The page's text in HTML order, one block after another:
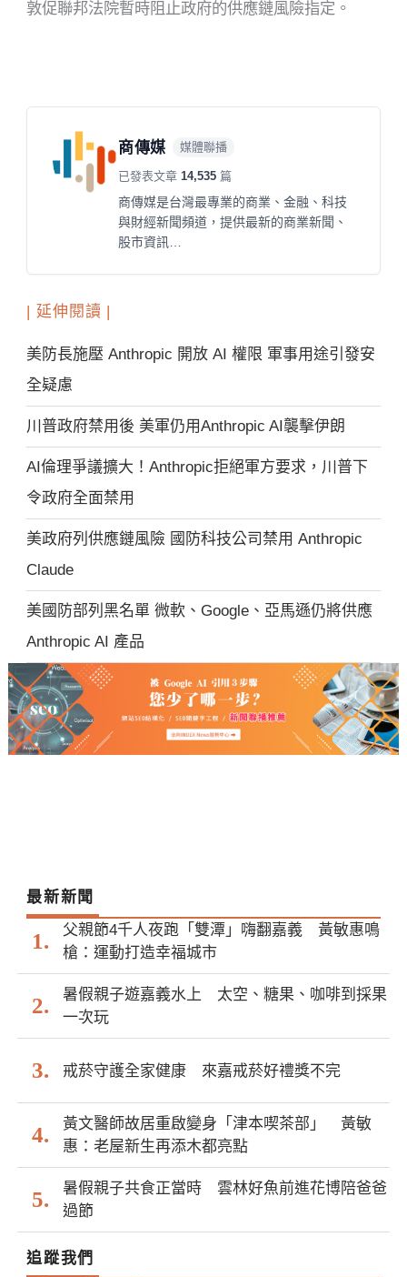
敦促聯邦法院暫時阻止政府的供應鏈風險指定。
商傳媒 媒體聯播
已發表文章 14,535 篇
商傳媒是台灣最專業的商業、金融、科技
與財經新聞頻道，提供最新的商業新聞、
股市資訊…
| 延伸閱讀 |
美防長施壓 Anthropic 開放 AI 權限 軍事用途引發安
全疑慮
川普政府禁用後 美軍仍用Anthropic AI襲擊伊朗
AI倫理爭議擴大！Anthropic拒絕軍方要求，川普下
令政府全面禁用
美政府列供應鏈風險 國防科技公司禁用 Anthropic
Claude
美國防部列黑名單 微軟、Google、亞馬遜仍將供應
Anthropic AI 產品
最新新聞
父親節4千人夜跑「雙潭」嗨翻嘉義 黃敏惠鳴
槍：運動打造幸福城市
暑假親子遊嘉義水上 太空、糖果、咖啡到採果
一次玩
戒菸守護全家健康 來嘉戒菸好禮獎不完
黃文醫師故居重啟變身「津本喫茶部」 黃敏
惠：老屋新生再添木都亮點
暑假親子共食正當時 雲林好魚前進花博陪爸爸
過節
追蹤我們